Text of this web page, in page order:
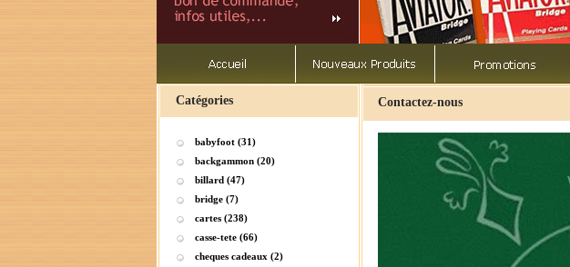
Catégories
babyfoot (31)
backgammon (20)
billard (47)
bridge (7)
cartes (238)
casse-tete (66)
cheques cadeaux (2)
Contactez-nous